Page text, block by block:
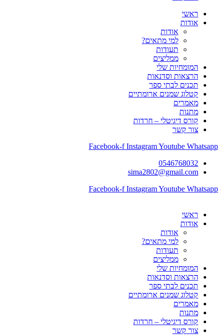
ראשי
אודות
אודות
למי מתאים?
תעודות
ממליצים
המומחיות שלי
הרצאות וסדנאות
תכנים לבתי ספר
קטלוג שמנים ארומתיים
מאמרים
מתנות
קורס דיגיטלי – חרדות
צור קשר
Facebook-f InstagramYoutube Whatsapp
0546768032
sima2802@gmail.com
Facebook-f InstagramYoutube Whatsapp
ראשי
אודות
אודות
למי מתאים?
תעודות
ממליצים
המומחיות שלי
הרצאות וסדנאות
תכנים לבתי ספר
קטלוג שמנים ארומתיים
מאמרים
מתנות
קורס דיגיטלי – חרדות
צור קשר